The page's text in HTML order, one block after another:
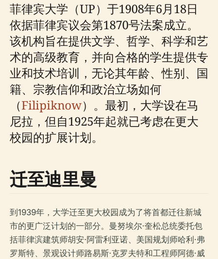
菲律宾大学（UP）于1908年6月18日
依据菲律宾议会第1870号法案成立。
该机构旨在提供文学、哲学、科学和艺
术的高级教育，并向合格的学生提供专
业和技术培训，无论其年龄、性别、国
籍、宗教信仰和政治立场如何
（Filipiknow）。最初，大学设在马
尼拉，但自1925年起就已考虑在更大
校园的扩展计划。
迁至迪里曼
到1939年，大学迁至更大校园成为了将首都迁往新城
市的更广泛计划的一部分。曼努埃尔·奎松总统委托包
括菲律滨建筑师胡安·阿雷利亚诺、美国规划师哈利·弗
罗斯特、景观设计师路易斯·克罗夫特和工程师阿德·威